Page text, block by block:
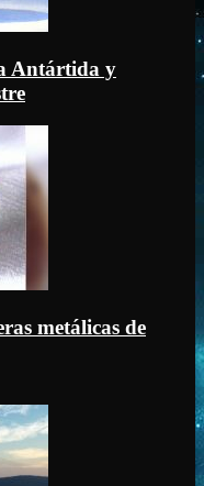
Antártida y
metálicas de